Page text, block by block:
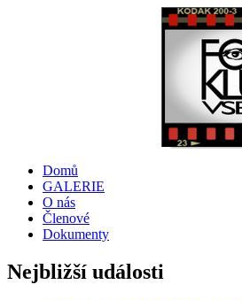
Domů
GALERIE
O nás
Členové
Dokumenty
Nejbližší události